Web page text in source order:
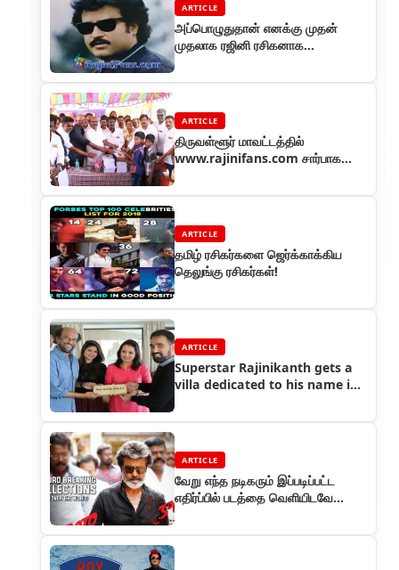
ARTICLE
அப்பொழுதுதான் எனக்கு முதன்
முதலாக ரஜினி ரசிகனாக
தோன்றியது . . .
ARTICLE
திருவள்ளூர் மாவட்டத்தில்
www.rajinifans.com சார்பாக
புத்தகங்கள் வழங்கியது
ARTICLE
தமிழ் ரசிகர்களை ஜெர்க்காக்கிய
தெலுங்கு ரசிகர்கள்!
ARTICLE
Superstar Rajinikanth gets a
villa dedicated to his name in
ARTICLE
வேறு எந்த நடிகரும் இப்படிப்பட்ட
எதிர்ப்பில் படத்தை வெளியிடவே